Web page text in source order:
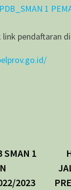
1
link pendaftaran
SMAN 1
2023